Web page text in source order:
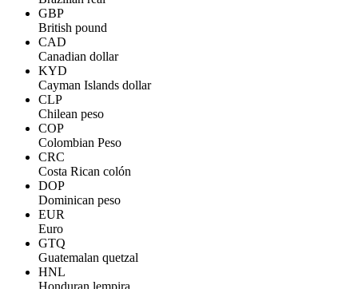
GBP
British pound
CAD
Canadian dollar
KYD
Cayman Islands dollar
CLP
Chilean peso
COP
Colombian Peso
CRC
Costa Rican colón
DOP
Dominican peso
EUR
Euro
GTQ
Guatemalan quetzal
HNL
Honduran lempira